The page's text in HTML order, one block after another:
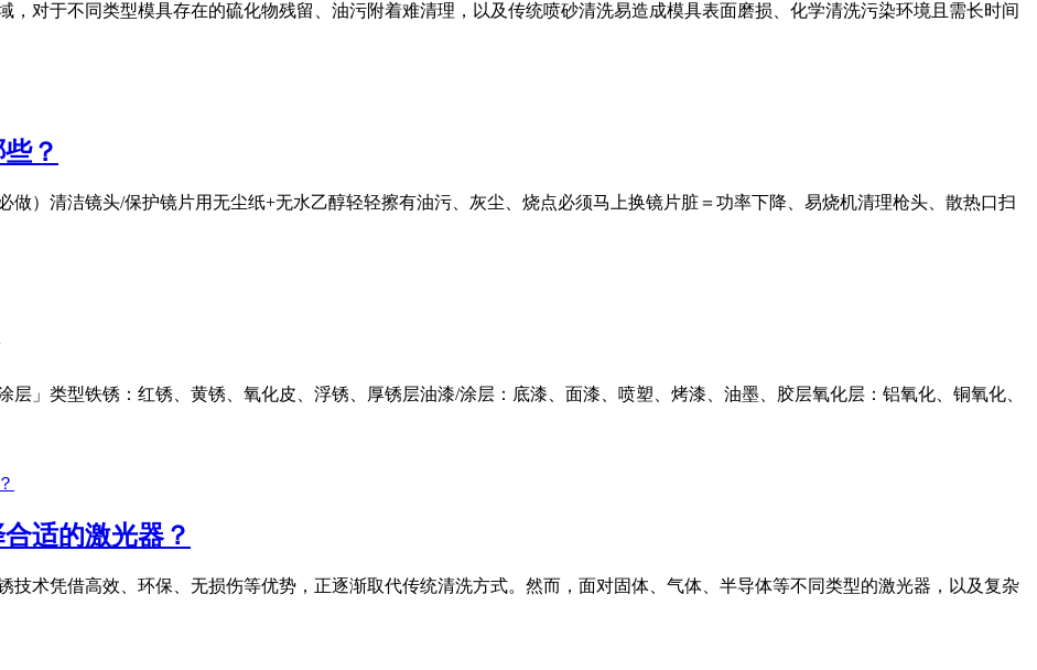
，对于不同类型模具存在的硫化物残留、油污附着难清理，以及传统喷砂清洗易造成模具表面磨损、化学清洗污染环境且需长时间
？
做）清洁镜头/保护镜片用无尘纸+无水乙醇轻轻擦有油污、灰尘、烧点必须马上换镜片脏＝功率下降、易烧机清理枪头、散热口扫
」类型铁锈：红锈、黄锈、氧化皮、浮锈、厚锈层油漆/涂层：底漆、面漆、喷塑、烤漆、油墨、胶层氧化层：铝氧化、铜氧化、
适的激光器？
技术凭借高效、环保、无损伤等优势，正逐渐取代传统清洗方式。然而，面对固体、气体、半导体等不同类型的激光器，以及复杂